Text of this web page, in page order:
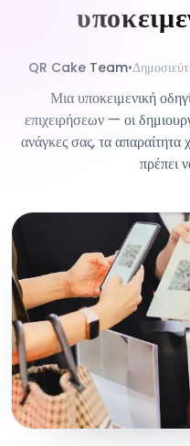
QR Cake Team•
Μια υποκειμενική
επιχειρήσεων — οι
ανάγκες σας, τα απαραίτητα
πρέπει